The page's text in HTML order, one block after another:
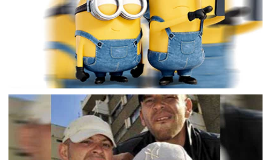
PODCAST À L’ARRACHE MAIS VRAIMENT À
L’ARRACHE PARTIE 2
2024-04-26 Listen Up And Bleed ,Podcasts